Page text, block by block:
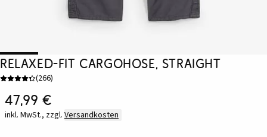
Relaxed-Fit Cargohose, Straight
(266)
47,99 €
inkl. MwSt., zzgl. Versandkosten